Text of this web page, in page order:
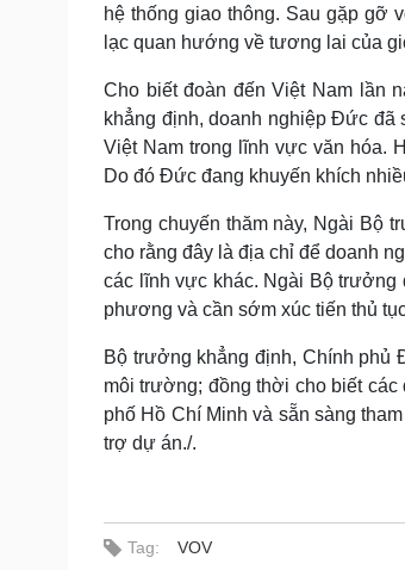
hệ thống giao thông. Sau gặp gỡ
lạc quan hướng về tương lai của
Cho biết đoàn đến Việt Nam lần
khẳng định, doanh nghiệp Đức đã
Việt Nam trong lĩnh vực văn hóa.
Do đó Đức đang khuyến khích
Trong chuyến thăm này, Ngài Bộ
cho rằng đây là địa chỉ để doanh
các lĩnh vực khác. Ngài Bộ trưởng
phương và cần sớm xúc tiến thủ
Bộ trưởng khẳng định, Chính phủ
môi trường; đồng thời cho biết
phố Hồ Chí Minh và sẵn sàng
trợ dự án./.
Tag: VOV